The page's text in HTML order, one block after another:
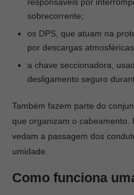
sobrecorrente;
os DPS, que atuam na
por descargas
a chave seccionadora,
desligamento seguro
Também fazem parte do
que organizam o cabeamento.
vedam a passagem dos
umidade.
Como funciona